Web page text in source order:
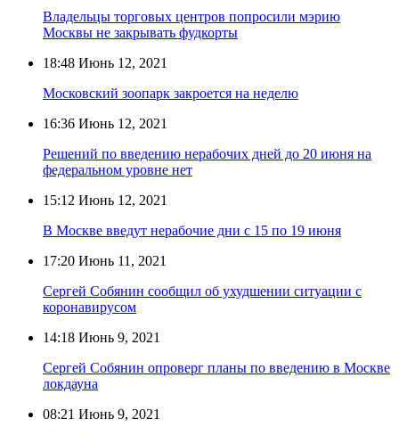
Владельцы торговых центров попросили мэрию
Москвы не закрывать фудкорты
18:48 Июнь 12, 2021
Московский зоопарк закроется на неделю
16:36 Июнь 12, 2021
Решений по введению нерабочих дней до 20 июня на
федеральном уровне нет
15:12 Июнь 12, 2021
В Москве введут нерабочие дни с 15 по 19 июня
17:20 Июнь 11, 2021
Сергей Собянин сообщил об ухудшении ситуации с
коронавирусом
14:18 Июнь 9, 2021
Сергей Собянин опроверг планы по введению в Москве
локдауна
08:21 Июнь 9, 2021